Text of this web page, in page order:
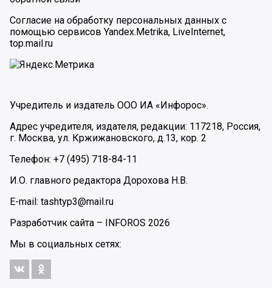
Согласие на обработку персональных данных с
помощью сервисов Yandex.Metrika, LiveInternet,
top.mail.ru
Учредитель и издатель ООО ИА «Инфорос».
Адрес учредителя, издателя, редакции: 117218, Россия,
г. Москва, ул. Кржижановского, д.13, кор. 2
Телефон: +7 (495) 718-84-11
И.О. главного редактора Дорохова Н.В.
E-mail: tashtyp3@mail.ru
Разработчик сайта – INFOROS 2026
Мы в социальных сетях: